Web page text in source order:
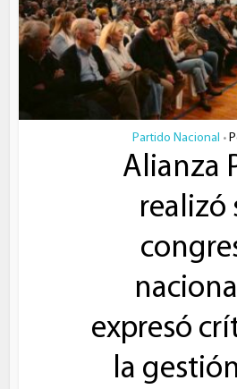
Partido Nacional •
Alianza
realizó
expresó
la